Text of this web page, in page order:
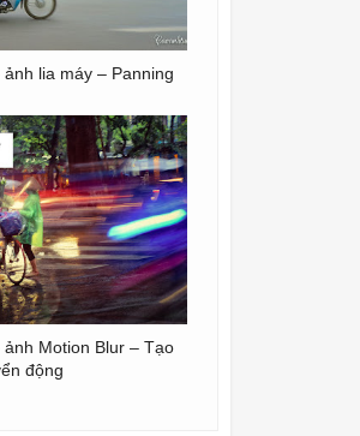
lia máy – Panning
ảnh Motion Blur – Tạo
động